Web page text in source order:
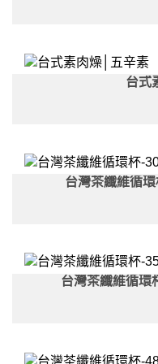
台式
台灣茶纖維循
台灣茶纖維循環